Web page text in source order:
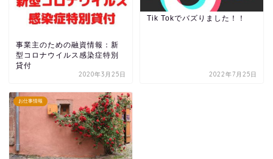
事業主のための融資情報：新
型コロナウイルス感染症特別
貸付
2020年3月25日
Tik Tokでバズりました！！
2022年7月25日
お仕事情報